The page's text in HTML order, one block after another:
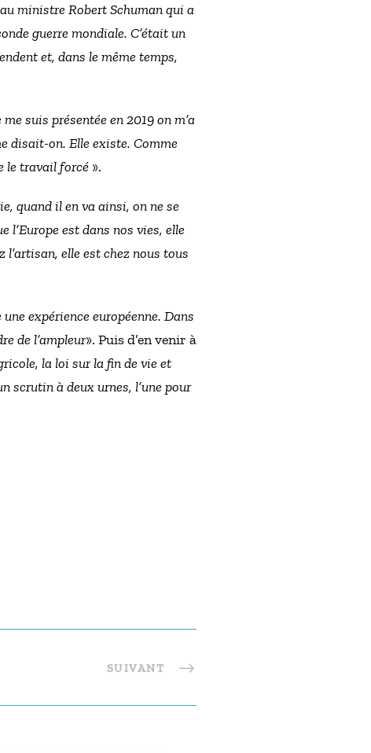
ministre Robert Schuman qui a
guerre mondiale. C’était un
et, dans le même temps,
suis présentée en 2019 on m’a
disait-on. Elle existe. Comme
le travail forcé ».
quand il en va ainsi, on ne se
l’Europe est dans nos vies, elle
elle est chez nous tous
expérience européenne. Dans
de l’ampleur». Puis d’en venir à
la loi sur la fin de vie et
scrutin à deux urnes, l’une pour
SUIVANT